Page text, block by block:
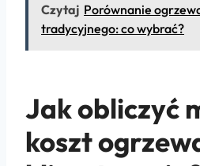
Czytaj Porównanie
tradycyjnego: co wybrać?
Jak obliczyć
koszt